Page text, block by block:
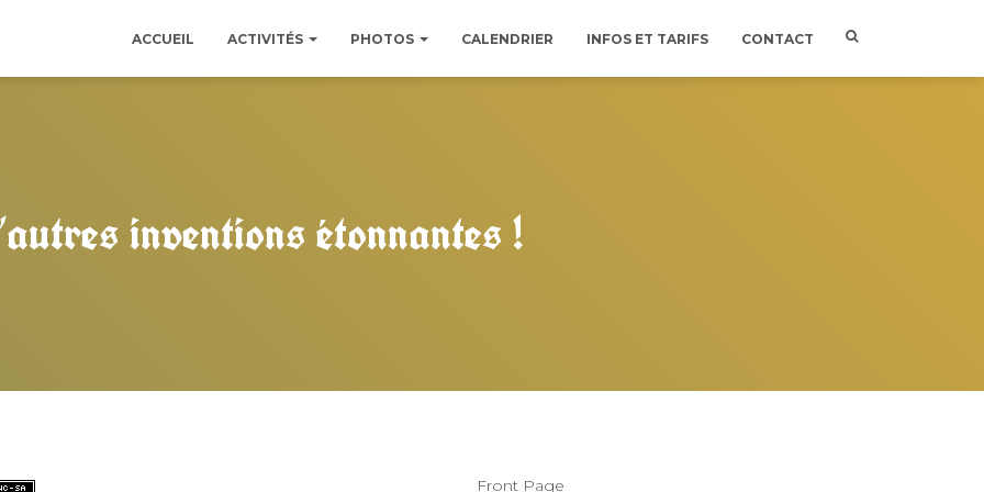
ACCUEIL ACTIVITÉS PHOTOS CALENDRIER INFOS ET TARIFS CONTACT
inventions étonnantes !
Front Page